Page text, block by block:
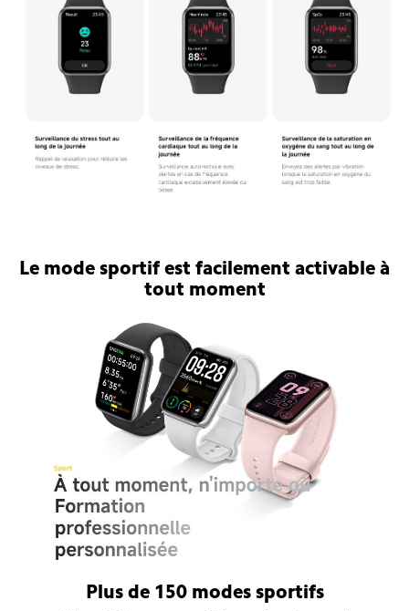
Le mode sportif est facilement activable à
tout moment
Plus de 150 modes sportifs